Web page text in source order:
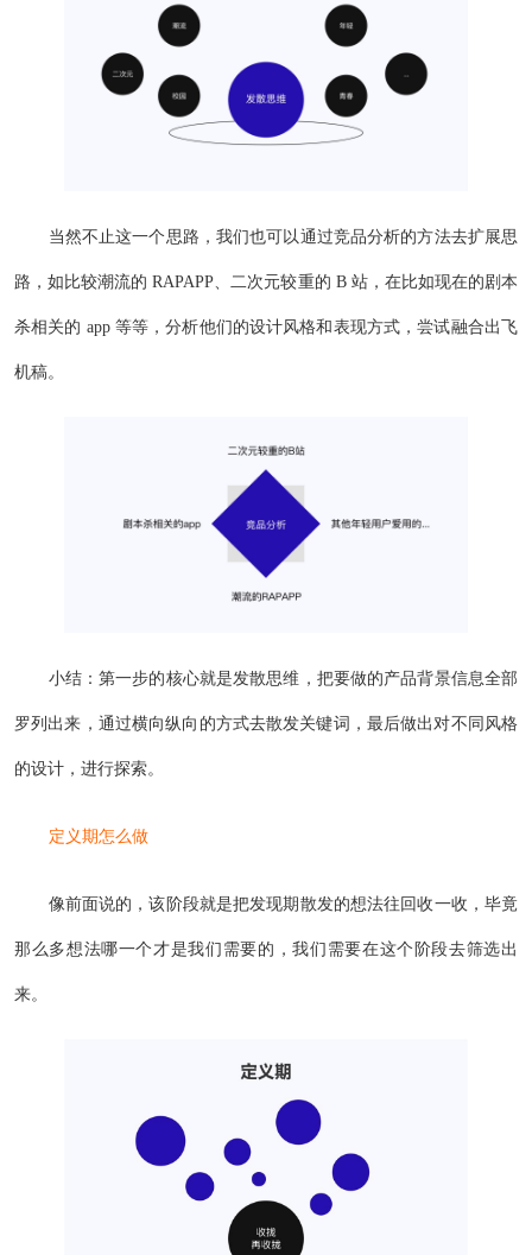
当然不止这一个思路，我们也可以通过竞品分析的方法去扩展思
路，如比较潮流的 RAPAPP、二次元较重的 B 站，在比如现在的剧本
杀相关的 app 等等，分析他们的设计风格和表现方式，尝试融合出飞
机稿。
小结：第一步的核心就是发散思维，把要做的产品背景信息全部
罗列出来，通过横向纵向的方式去散发关键词，最后做出对不同风格
的设计，进行探索。
定义期怎么做
像前面说的，该阶段就是把发现期散发的想法往回收一收，毕竟
那么多想法哪一个才是我们需要的，我们需要在这个阶段去筛选出
来。